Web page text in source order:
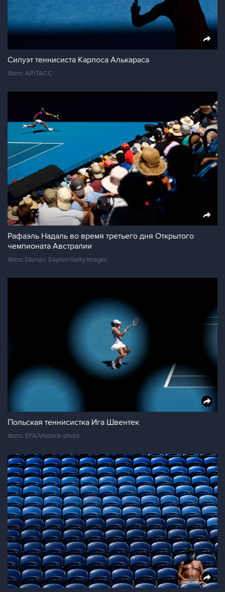
Силуэт теннисиста Карлоса Алькараса
Фото: AP/ТАСС
Рафаэль Надаль во время третьего дня Открытого
чемпионата Австралии
Фото: Darrian Traynor/Getty Images
Польская теннисистка Ига Швентек
Фото: EPA/Vostock-photo